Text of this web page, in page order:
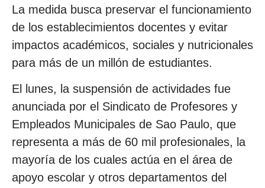
La medida busca preservar el funcionamiento
de los establecimientos docentes y evitar
impactos académicos, sociales y nutricionales
para más de un millón de estudiantes.
El lunes, la suspensión de actividades fue
anunciada por el Sindicato de Profesores y
Empleados Municipales de Sao Paulo, que
representa a más de 60 mil profesionales, la
mayoría de los cuales actúa en el área de
apoyo escolar y otros departamentos del